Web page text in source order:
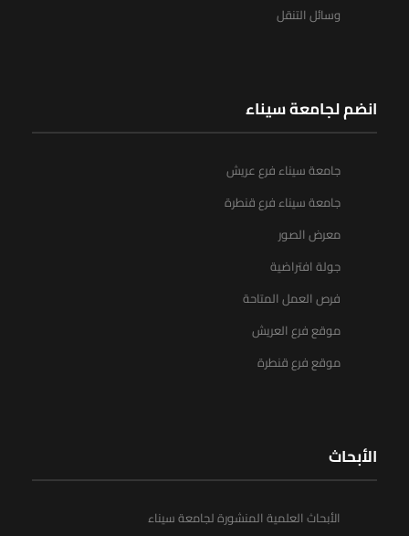
وسائل التنقل
انضم لجامعة سيناء
جامعة سيناء فرع عريش
جامعة سيناء فرع قنطرة
معرض الصور
جولة افتراضية
فرص العمل المتاحة
موقع فرع العريش
موقع فرع قنطرة
الأبحاث
الأبحاث العلمية المنشورة لجامعة سيناء